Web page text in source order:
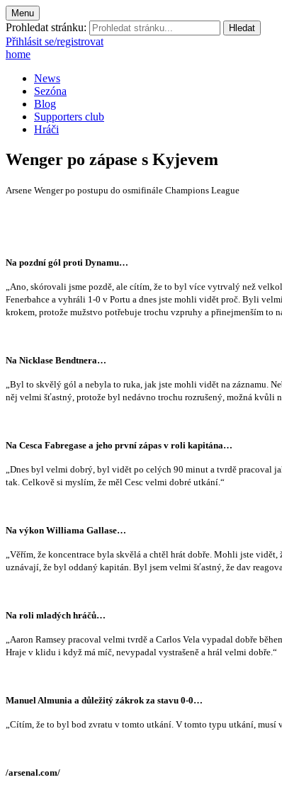
Menu
Prohledat stránku:
Přihlásit se/registrovat
home
News
Sezóna
Blog
Supporters club
Hráči
Wenger po zápase s Kyjevem
Arsene Wenger po postupu do osmifinále Champions League
Na pozdní gól proti Dynamu…
„Ano, skórovali jsme pozdě, ale cítím, že to byl více vytrvalý než
Fenerbahce a vyhráli 1-0 v Portu a dnes jste mohli vidět proč. Byli
krokem, protože mužstvo potřebuje trochu vzpruhy a přinejmenším to
Na Nicklase Bendtnera…
„Byl to skvělý gól a nebyla to ruka, jak jste mohli vidět na záznamu.
něj velmi šťastný, protože byl nedávno trochu rozrušený, možná kvůli
Na Cesca Fabregase a jeho první zápas v roli kapitána…
„Dnes byl velmi dobrý, byl vidět po celých 90 minut a tvrdě pracoval
tak. Celkově si myslím, že měl Cesc velmi dobré utkání.“
Na výkon Williama Gallase…
„Věřím, že koncentrace byla skvělá a chtěl hrát dobře. Mohli jste
uznávají, že byl oddaný kapitán. Byl jsem velmi šťastný, že dav
Na roli mladých hráčů…
„Aaron Ramsey pracoval velmi tvrdě a Carlos Vela vypadal dobře
Hraje v klidu i když má míč, nevypadal vystrašeně a hrál velmi dobře.“
Manuel Almunia a důležitý zákrok za stavu 0-0…
„Cítím, že to byl bod zvratu v tomto utkání. V tomto typu utkání, musí
/arsenal.com/